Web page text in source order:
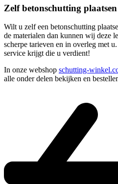
Zelf betonschutting
Wilt u zelf een betonschutting
de materialen dan kunnen wij deze
scherpe tarieven en in overleg met
service krijgt die u verdient!
In onze webshop schutting-
alle onder delen bekijken en